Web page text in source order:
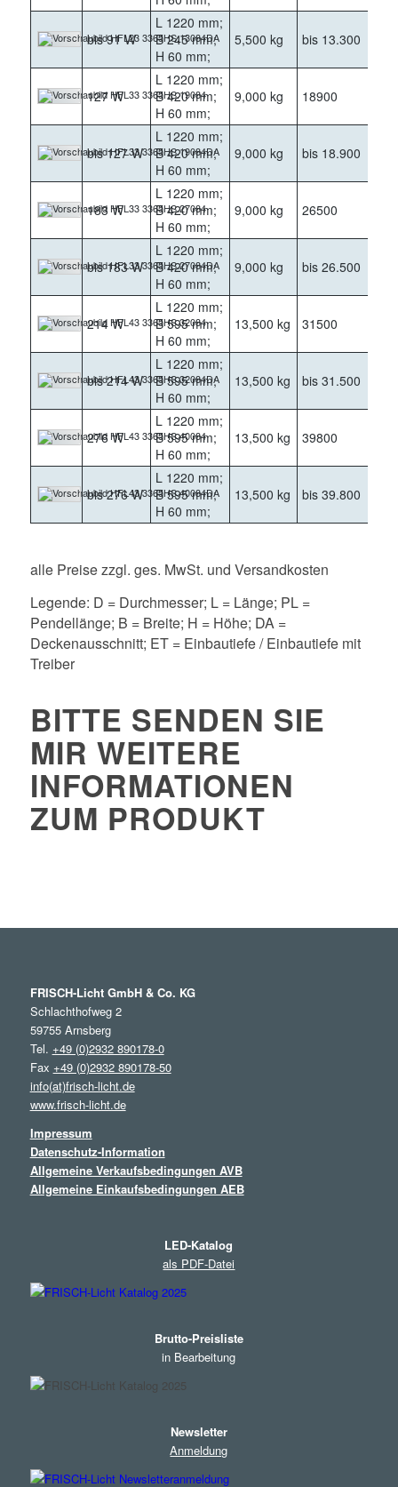
bis 91 W
L 1220 mm;
B 245 mm;
H 60 mm;
5,500 kg bis 13.300
127 W
L 1220 mm;
B 420 mm;
H 60 mm;
9,000 kg 18900
bis 127 W
L 1220 mm;
B 420 mm;
H 60 mm;
9,000 kg bis 18.900
183 W
L 1220 mm;
B 420 mm;
H 60 mm;
9,000 kg 26500
bis 183 W
L 1220 mm;
B 420 mm;
H 60 mm;
9,000 kg bis 26.500
214 W
L 1220 mm;
B 595 mm;
H 60 mm;
13,500 kg 31500
bis 214 W
L 1220 mm;
B 595 mm;
H 60 mm;
13,500 kg bis 31.500
276 W
L 1220 mm;
B 595 mm;
H 60 mm;
13,500 kg 39800
bis 276 W
L 1220 mm;
B 595 mm;
H 60 mm;
13,500 kg bis 39.800
alle Preise zzgl. ges. MwSt. und Versandkosten
Legende: D = Durchmesser; L = Länge; PL =
Pendellänge; B = Breite; H = Höhe; DA =
Deckenausschnitt; ET = Einbautiefe / Einbautiefe mit
Treiber
BITTE SENDEN SIE
MIR WEITERE
INFORMATIONEN
ZUM PRODUKT
FRISCH-Licht GmbH & Co. KG
Schlachthofweg 2
59755 Arnsberg
Tel. +49 (0)2932 890178-0
Fax +49 (0)2932 890178-50
info(at)frisch-licht.de
www.frisch-licht.de
Impressum
Datenschutz-Information
Allgemeine Verkaufsbedingungen AVB
Allgemeine Einkaufsbedingungen AEB
LED-Katalog
als PDF-Datei
Brutto-Preisliste
in Bearbeitung
Newsletter
Anmeldung